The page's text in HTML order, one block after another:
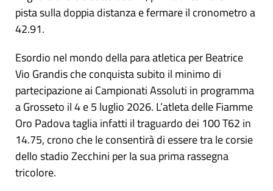
pista sulla doppia distanza e fermare il cronometro a
42.91.
Esordio nel mondo della para atletica per Beatrice
Vio Grandis che conquista subito il minimo di
partecipazione ai Campionati Assoluti in programma
a Grosseto il 4 e 5 luglio 2026. L’atleta delle Fiamme
Oro Padova taglia infatti il traguardo dei 100 T62 in
14.75, crono che le consentirà di essere tra le corsie
dello stadio Zecchini per la sua prima rassegna
tricolore.